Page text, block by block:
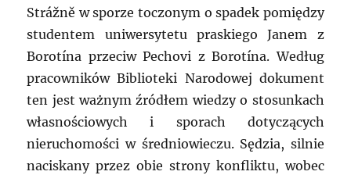
Strážně w sporze toczonym o spadek pomiędzy
studentem uniwersytetu praskiego Janem z
Borotína przeciw Pechovi z Borotína. Według
pracowników Biblioteki Narodowej dokument
ten jest ważnym źródłem wiedzy o stosunkach
własnościowych i sporach dotyczących
nieruchomości w średniowieczu. Sędzia, silnie
naciskany przez obie strony konfliktu, wobec